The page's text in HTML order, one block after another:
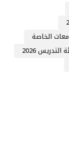
الخاصة
2026